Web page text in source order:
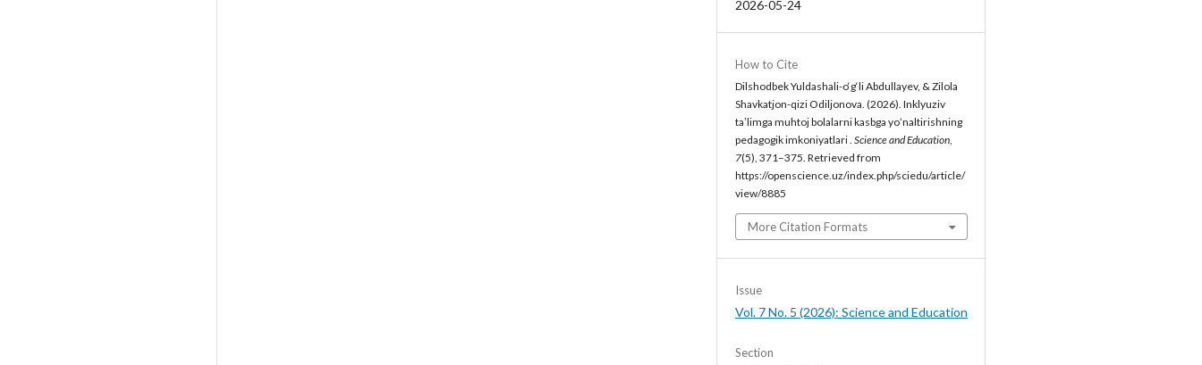
2026-05-24
How to Cite
Dilshodbek Yuldashali-o‘g‘li Abdullayev, & Zilola
Shavkatjon-qizi Odiljonova. (2026). Inklyuziv
taʼlimga muhtoj bolalarni kasbga yoʻnaltirishning
pedagogik imkoniyatlari . Science and Education
7(5), 371–375. Retrieved from
https://openscience.uz/index.php/sciedu/article/
view/8885
More Citation Formats
Issue
Vol. 7 No. 5 (2026): Science and Education
Section